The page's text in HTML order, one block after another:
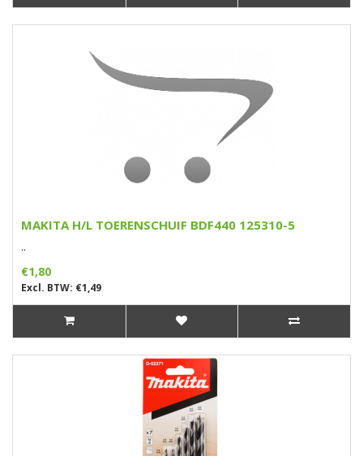
MAKITA H/L TOERENSCHUIF BDF440 125310-5
..
€1,80
Excl. BTW: €1,49